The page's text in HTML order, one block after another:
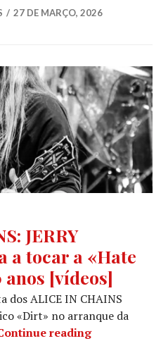
27 DE MARÇO, 2026
JERRY
a tocar a «Hate
anos [vídeos]
dos ALICE IN CHAINS
«Dirt» no arranque da
readingALICE IN